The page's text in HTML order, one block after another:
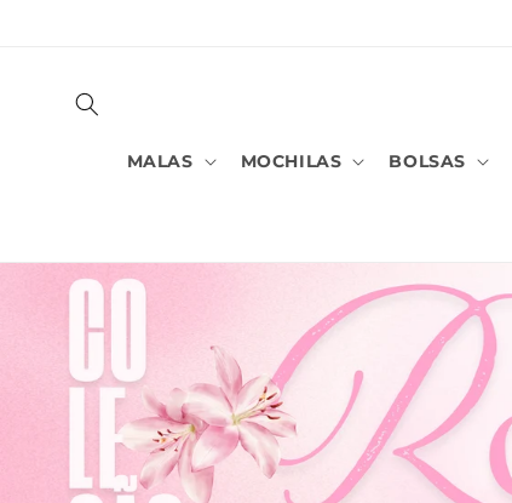
MALAS MOCHILAS BOLSAS